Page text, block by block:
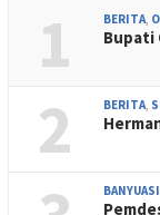
1 BERITA,
Bupati
2 BERITA,